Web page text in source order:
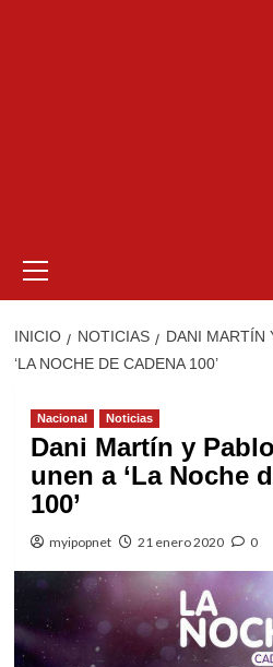
primario
INICIO NOTICIAS
DANI MARTÍN
‘LA NOCHE DE CADENA 100’
Nacional Noticias
Dani Martín y
unen a ‘La Noche
100’
myipopnet 21 enero 2020 0